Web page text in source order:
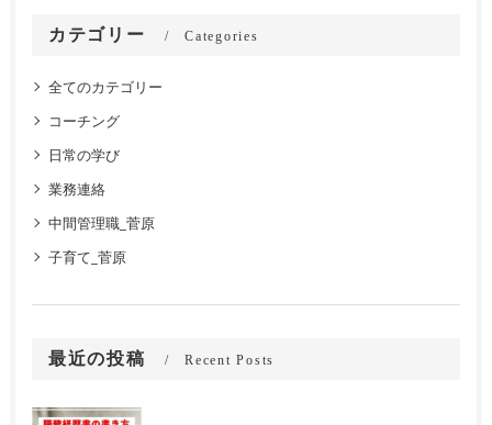
カテゴリー Categories
全てのカテゴリー
コーチング
日常の学び
業務連絡
中間管理職_菅原
子育て_菅原
最近の投稿 Recent Posts